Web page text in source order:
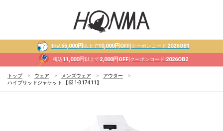
税込55,000円 以上で10,000円OFF|クーポンコード:2026OB1
税込11,000円 以上で2,000円OFF|クーポンコード:2026OB2
トップ ウェア メンズウェア
アウター
ハイブリッドジャケット 【631-317411】